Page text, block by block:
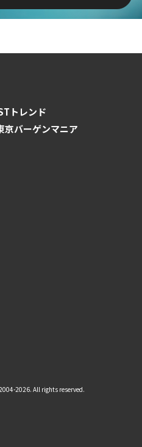
トレンド
京バーゲンマニア
2026. All rights reserved.